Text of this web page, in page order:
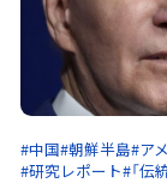
#中国#朝鮮半島#ア
#研究レポート#「伝